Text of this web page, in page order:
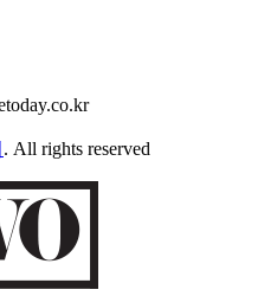
. All rights reserved